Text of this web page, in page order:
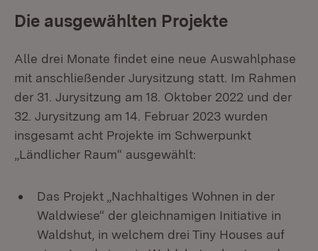
Die ausgewählten Projekte
Alle drei Monate findet eine neue Auswahlphase
mit anschließender Jurysitzung statt. Im Rahmen
der 31. Jurysitzung am 18. Oktober 2022 und der
32. Jurysitzung am 14. Februar 2023 wurden
insgesamt acht Projekte im Schwerpunkt
„Ländlicher Raum“ ausgewählt:
Das Projekt „Nachhaltiges Wohnen in der
Waldwiese“ der gleichnamigen Initiative in
Waldshut, in welchem drei Tiny Houses auf